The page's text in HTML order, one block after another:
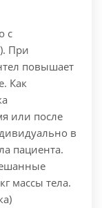
с
При
повышает
Как
или после
в
пациента.
массы тела.